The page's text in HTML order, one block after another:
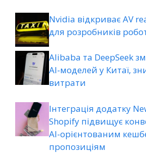
Nvidia відкриває AV
для розробників
Alibaba та DeepSeek
AI-моделей у Китаї,
витрати
Інтеграція додатку
Shopify підвищує
AI-орієнтованим
пропозиціям